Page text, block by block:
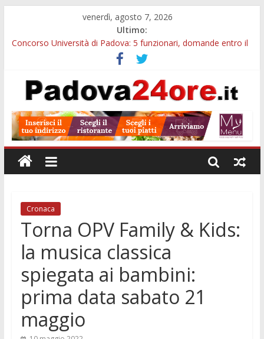
venerdì, agosto 7, 2026
Ultimo:
Concorso Università di Padova: 5 funzionari, domande entro il
Notizie di Padova alle ore 10: arresto, fermata Busitalia e
tregua dal caldo
Slow Looking agli Eremitani: un’ora per osservare davvero
Notizie di Padova alle ore 21: lavoratore morto, credito sul
gasolio e IA nei Comuni
Orto Botanico Padova: visite ed escursioni fino a settembre
Cronaca
Torna OPV Family & Kids:
la musica classica
spiegata ai bambini:
prima data sabato 21
maggio